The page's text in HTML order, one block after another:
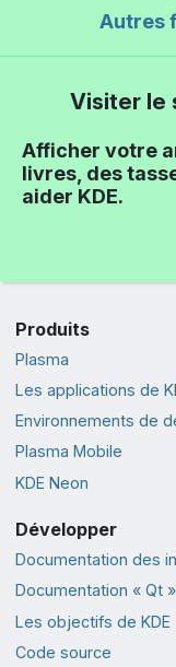
Autres
Visiter le
Afficher votre
livres, des
aider KDE.
Produits
Plasma
Les applications de
Environnements de
Plasma Mobile
KDE Neon
Développer
Documentation des
Documentation « Qt »
Les objectifs de KDE
Code source